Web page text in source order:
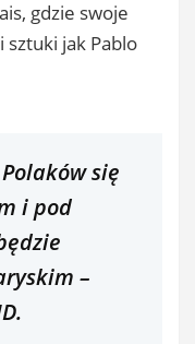
gdzie swoje
sztuki jak Pablo
się
i pod
–